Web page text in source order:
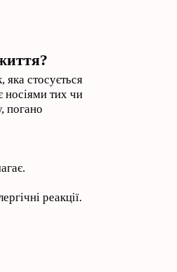
стосується
носіями тих чи
погано
реакції.